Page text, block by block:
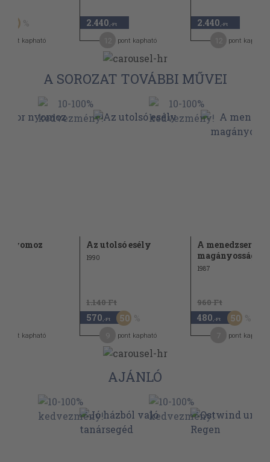
50
pont kapható
2.440 ,-Ft
pont kapható
2.440 ,-Ft
pont kapható
A SOROZAT TOVÁBBI MŰVEI
nyomoz
pont kapható
Az utolsó esély
1990
1.140 Ft
570 ,-Ft 50
pont kapható
A menedzser
magányossága
1987
960 Ft
480 ,-Ft 50
pont kapható
AJÁNLÓ